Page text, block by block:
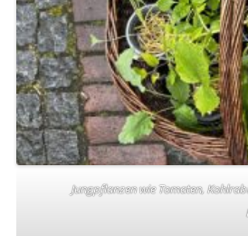
Jungpflanzen wie Tomaten,